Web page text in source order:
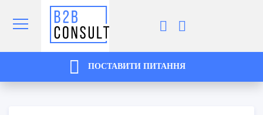
ПОСТАВИТИ ПИТАННЯ